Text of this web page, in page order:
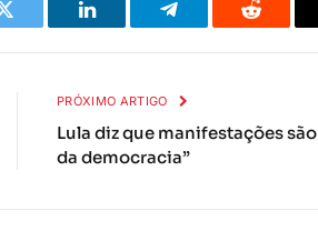
Twitter LinkedIn TelegramaReddit
PRÓXIMO ARTIGO
Lula diz que manifestações
da democracia”